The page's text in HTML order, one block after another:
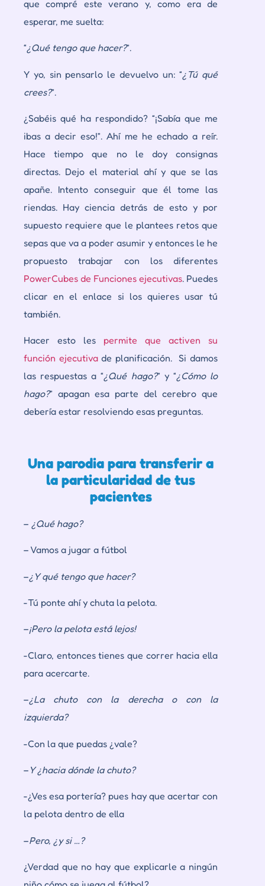
que compré este verano y, como era de
esperar, me suelta:
“¿Qué tengo que hacer?”.
Y yo, sin pensarlo le devuelvo un: “¿ Tú qué
crees?”.
¿Sabéis qué ha respondido? “¡Sabía que me
ibas a decir eso!”. Ahí me he echado a reír.
Hace tiempo que no le doy consignas
directas. Dejo el material ahí y que se las
apañe. Intento conseguir que él tome las
riendas. Hay ciencia detrás de esto y por
supuesto requiere que le plantees retos que
sepas que va a poder asumir y entonces le he
propuesto trabajar con los diferentes
PowerCubes de Funciones ejecutivas. Puedes
clicar en el enlace si los quieres usar tú
también.
Hacer esto les permite que activen su
función ejecutivade planificación. Si damos
las respuestas a “¿Qué hago?” y “¿Cómo lo
hago?” apagan esa parte del cerebro que
debería estar resolviendo esas preguntas.
Una parodia para transferir a
la particularidad de tus
pacientes
– ¿Qué hago?
– Vamos a jugar a fútbol
–¿Y qué tengo que hacer?
-Tú ponte ahí y chuta la pelota.
–¡Pero la pelota está lejos!
-Claro, entonces tienes que correr hacia ella
para acercarte.
–¿La chuto con la derecha o con la
izquierda?
-Con la que puedas ¿vale?
– Y ¿hacia dónde la chuto?
-¿Ves esa portería? pues hay que acertar con
la pelota dentro de ella
–Pero, ¿y si …?
¿Verdad que no hay que explicarle a ningún